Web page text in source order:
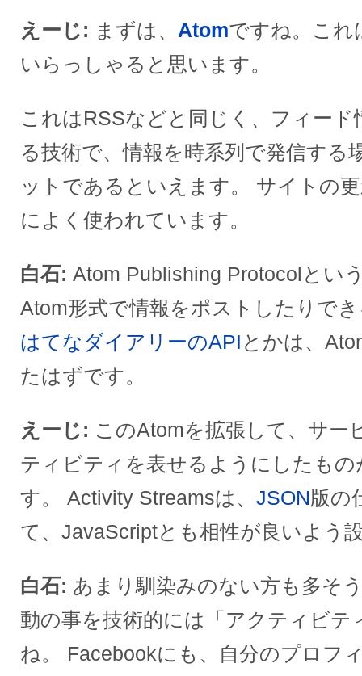
えーじ まずは、 Atomですね。これ
いらっしゃると思います。
これはRSSなどと同じく、フィード
る技術で、情報を時系列で発信する
ットであるといえます。 サイトの
によく使われています。
白石 Atom Publishing Protocolとい
Atom形式で情報をポストしたりで
はてなダイアリーのAPI とかは、
たはずです。
えーじ
このAtomを拡張して、サー
ティビティを表せるようにしたもの
す。 Activity Streamsは、 JSON版の
て、JavaScriptとも相性が良いよう
白石 あまり馴染みのない方も多そ
動の事を技術的には「アクティビテ
ね。 Facebookにも、自分のプロフ